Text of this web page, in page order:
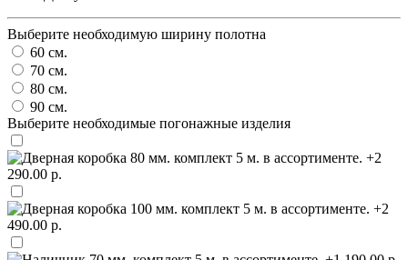
Выберите необходимую ширину полотна
60 см.
70 см.
80 см.
90 см.
Выберите необходимые погонажные изделия